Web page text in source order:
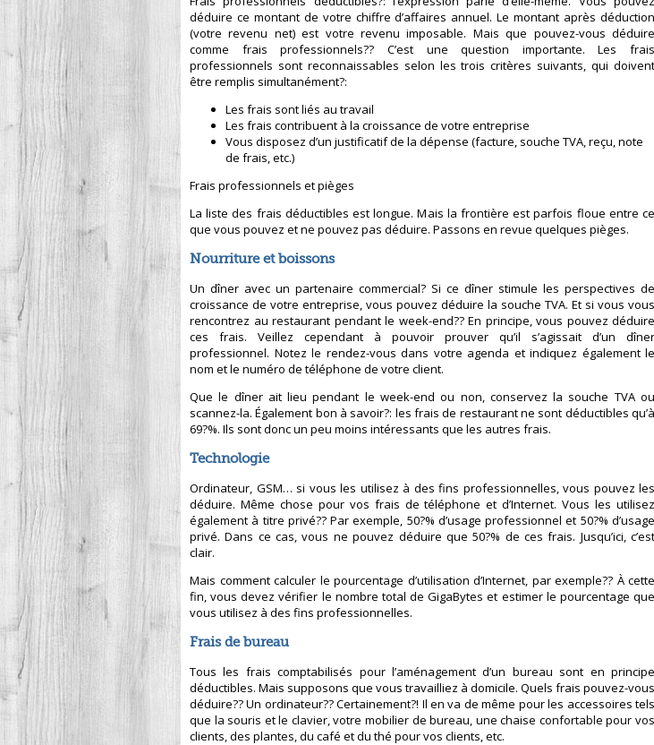
déduire ce montant de votre chiffre d’affaires annuel. Le montant après déduction
(votre revenu net) est votre revenu imposable. Mais que pouvez-vous déduire
comme frais professionnels?? C’est une question importante. Les frais
professionnels sont reconnaissables selon les trois critères suivants, qui doivent
être remplis simultanément?:
Les frais sont liés au travail
Les frais contribuent à la croissance de votre entreprise
Vous disposez d’un justificatif de la dépense (facture, souche TVA, reçu, note
de frais, etc.)
Frais professionnels et pièges
La liste des frais déductibles est longue. Mais la frontière est parfois floue entre ce
que vous pouvez et ne pouvez pas déduire. Passons en revue quelques pièges.
Nourriture et boissons
Un dîner avec un partenaire commercial? Si ce dîner stimule les perspectives de
croissance de votre entreprise, vous pouvez déduire la souche TVA. Et si vous vous
rencontrez au restaurant pendant le week-end?? En principe, vous pouvez déduire
ces frais. Veillez cependant à pouvoir prouver qu’il s’agissait d’un dîner
professionnel. Notez le rendez-vous dans votre agenda et indiquez également le
nom et le numéro de téléphone de votre client.
Que le dîner ait lieu pendant le week-end ou non, conservez la souche TVA ou
scannez-la. Également bon à savoir?: les frais de restaurant ne sont déductibles qu’à
69?%. Ils sont donc un peu moins intéressants que les autres frais.
Technologie
Ordinateur, GSM… si vous les utilisez à des fins professionnelles, vous pouvez les
déduire. Même chose pour vos frais de téléphone et d’Internet. Vous les utilisez
également à titre privé?? Par exemple, 50?% d’usage professionnel et 50?% d’usage
privé. Dans ce cas, vous ne pouvez déduire que 50?% de ces frais. Jusqu’ici, c’est
clair.
Mais comment calculer le pourcentage d’utilisation d’Internet, par exemple?? À cette
fin, vous devez vérifier le nombre total de GigaBytes et estimer le pourcentage que
vous utilisez à des fins professionnelles.
Frais de bureau
Tous les frais comptabilisés pour l’aménagement d’un bureau sont en principe
déductibles. Mais supposons que vous travailliez à domicile. Quels frais pouvez-vous
déduire?? Un ordinateur?? Certainement?! Il en va de même pour les accessoires tels
que la souris et le clavier, votre mobilier de bureau, une chaise confortable pour vos
clients, des plantes, du café et du thé pour vos clients, etc.